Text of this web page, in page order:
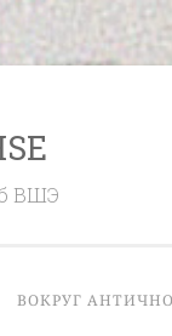
ВШЭ
ВОКРУГ